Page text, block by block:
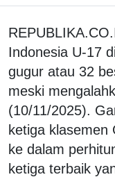
Indonesia U-17
gugur atau 32
meski
(10/11/2025).
ketiga
ke dalam
ketiga terbaik